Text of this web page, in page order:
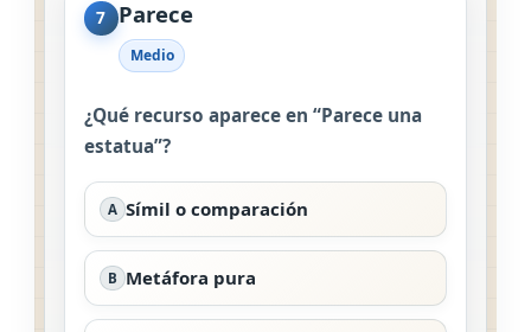
7 Parece
Medio
¿Qué recurso aparece en “Parece una
estatua”?
A Símil o comparación
B Metáfora pura